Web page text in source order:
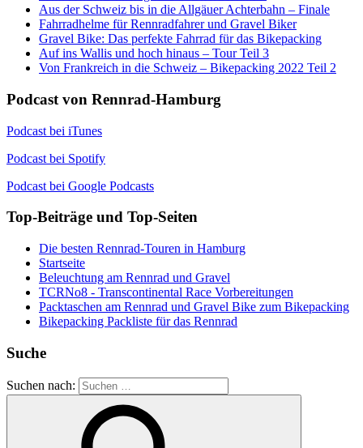
Aus der Schweiz bis in die Allgäuer Achterbahn – Finale
Fahrradhelme für Rennradfahrer und Gravel Biker
Gravel Bike: Das perfekte Fahrrad für das Bikepacking
Auf ins Wallis und hoch hinaus – Tour Teil 3
Von Frankreich in die Schweiz – Bikepacking 2022 Teil 2
Podcast von Rennrad-Hamburg
Podcast bei iTunes
Podcast bei Spotify
Podcast bei Google Podcasts
Top-Beiträge und Top-Seiten
Die besten Rennrad-Touren in Hamburg
Startseite
Beleuchtung am Rennrad und Gravel
TCRNo8 - Transcontinental Race Vorbereitungen
Packtaschen am Rennrad und Gravel Bike zum Bikepacking
Bikepacking Packliste für das Rennrad
Suche
Suchen nach: